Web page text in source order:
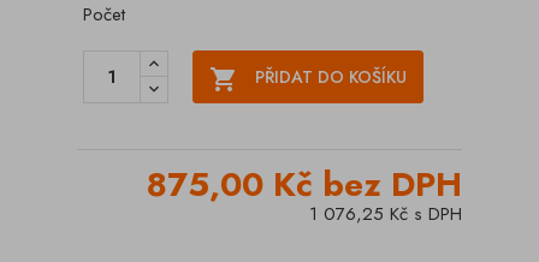
Počet
 PŘIDAT DO KOŠÍKU
875,00 Kč bez DPH
1 076,25 Kč s DPH